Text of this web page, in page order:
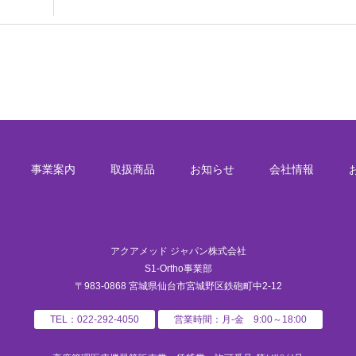
事業案内 取扱商品 お知らせ 会社情報
アクアメッド ジャパン株式会社
S1-Ortho事業部
〒983-0868 宮城県仙台市宮城野区鉄砲町中2-12
TEL：022-292-4050 営業時間：月-金 9:00～18:00